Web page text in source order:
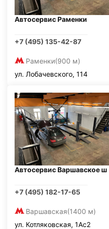
Автосервис Раменки
+7 (495) 135-42-87
Раменки(900 м)
ул. Лобачевского, 114
Автосервис Варшавское ш
+7 (495) 182-17-65
Варшавская(1400 м)
ул. Котляковская, 1Ас2